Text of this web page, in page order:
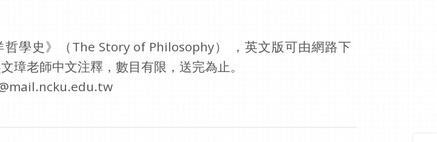
學史》（The Story of Philosophy） ，英文版可由網路下
璋老師中文注釋，數目有限，送完為止。